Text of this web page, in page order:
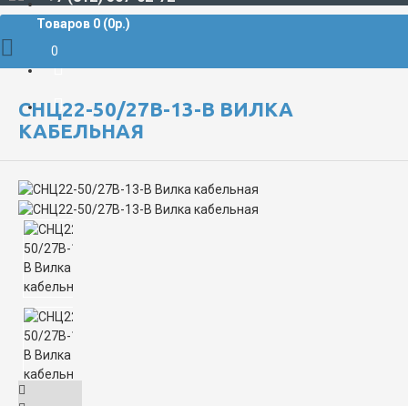
Товаров 0 (0р.)
0
РАЗЪЁМЫ СУДОВЫЕ
СНЦ22-50/27В-13-В ВИЛКА
КАБЕЛЬНАЯ